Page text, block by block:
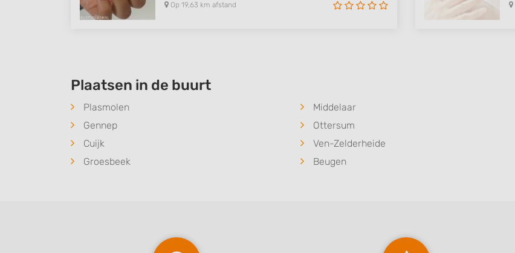
Op 19,63 km afstand
Plaatsen in de buurt
Plasmolen Middelaar
Gennep
Ottersum
Cuijk
Ven-Zelderheide
Groesbeek
Beugen